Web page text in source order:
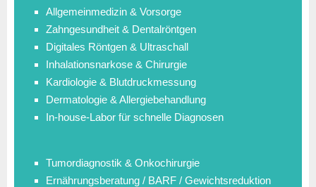
Allgemeinmedizin & Vorsorge
Zahngesundheit & Dentalröntgen
Digitales Röntgen & Ultraschall
Inhalationsnarkose & Chirurgie
Kardiologie & Blutdruckmessung
Dermatologie & Allergiebehandlung
In-house-Labor für schnelle Diagnosen
Tumordiagnostik & Onkochirurgie
Ernährungsberatung / BARF / Gewichtsreduktion